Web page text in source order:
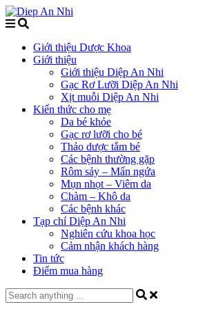
Giới thiệu Dược Khoa
Giới thiệu
Giới thiệu Diệp An Nhi
Gạc Rơ Lưỡi Diệp An Nhi
Xịt muỗi Diệp An Nhi
Kiến thức cho mẹ
Da bé khỏe
Gạc rơ lưỡi cho bé
Thảo dược tắm bé
Các bệnh thường gặp
Rôm sảy – Mẩn ngứa
Mụn nhọt – Viêm da
Chàm – Khô da
Các bệnh khác
Tạp chí Diệp An Nhi
Nghiên cứu khoa học
Cảm nhận khách hàng
Tin tức
Điểm mua hàng